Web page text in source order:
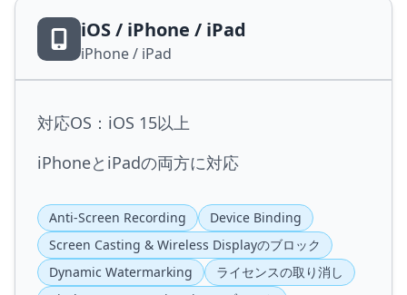
iOS / iPhone / iPad
iPhone / iPad
対応OS：iOS 15以上
iPhoneとiPadの両方に対応
Anti-Screen Recording
Device Binding
Screen Casting & Wireless Displayのブロック
Dynamic Watermarking
ライセンスの取り消し